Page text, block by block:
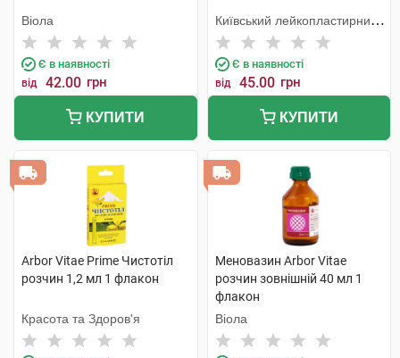
Віола
Є в наявності
від 42.00 грн
КУПИТИ
Київський лейкопластирний
завод Сарепта
Є в наявності
від 45.00 грн
КУПИТИ
Arbor Vitae Prime Чистотіл
розчин 1,2 мл 1 флакон
Красота та Здоров'я
Меновазин Arbor Vitae
розчин зовнішній 40 мл 1
флакон
Віола